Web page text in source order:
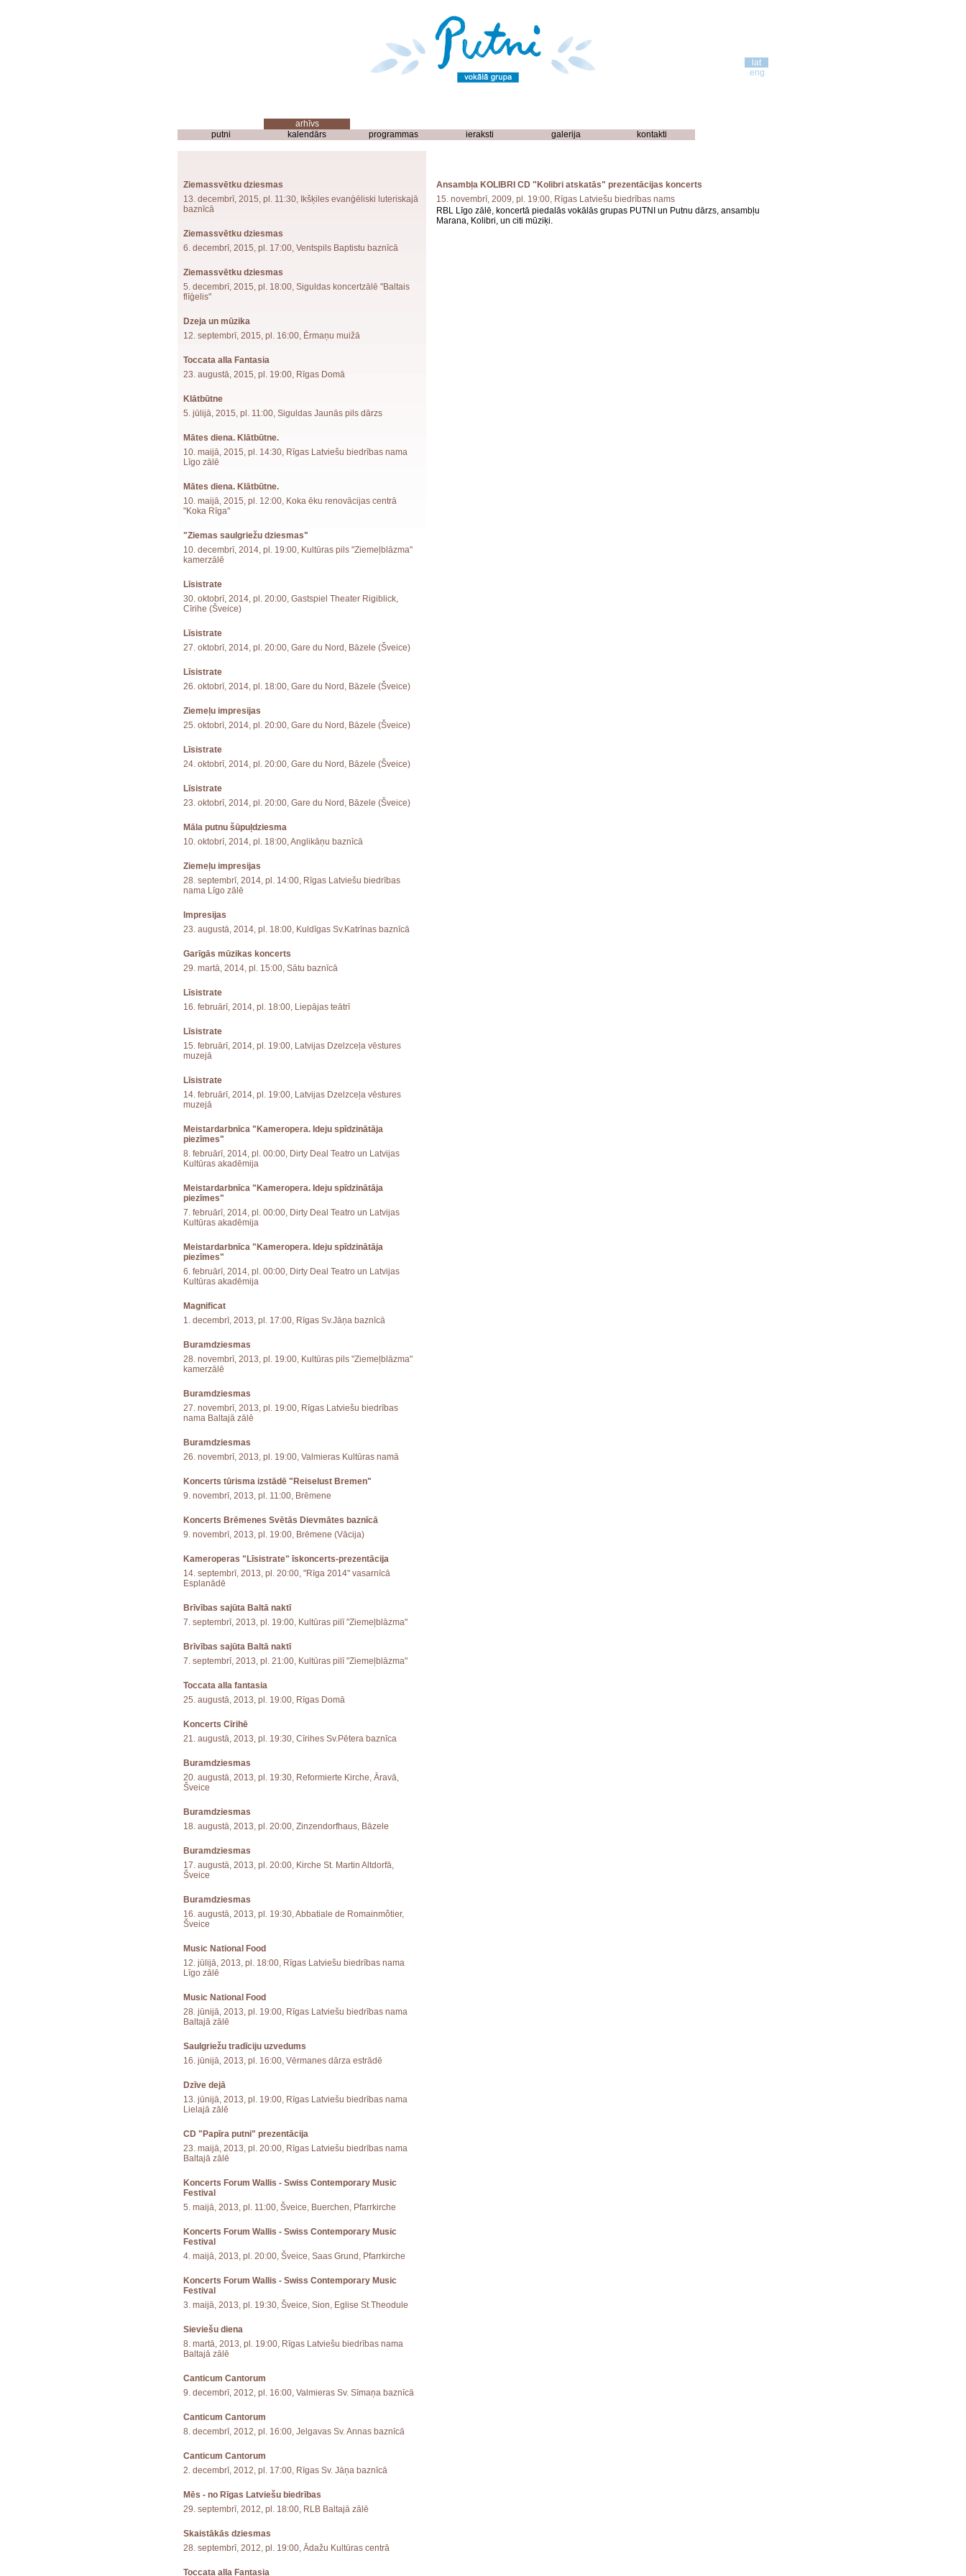
lat
eng
putni kalendārs programmas ieraksti galerija kontakti
Ziemassvētku dziesmas
13. decembrī, 2015, pl. 11:30, Ikšķiles evanģēliski luteriskajā
baznīcā
Ziemassvētku dziesmas
6. decembrī, 2015, pl. 17:00, Ventspils Baptistu baznīcā
Ziemassvētku dziesmas
5. decembrī, 2015, pl. 18:00, Siguldas koncertzālē "Baltais
flīģelis"
Dzeja un mūzika
12. septembrī, 2015, pl. 16:00, Ērmaņu muižā
Toccata alla Fantasia
23. augustā, 2015, pl. 19:00, Rīgas Domā
Klātbūtne
5. jūlijā, 2015, pl. 11:00, Siguldas Jaunās pils dārzs
Mātes diena. Klātbūtne.
10. maijā, 2015, pl. 14:30, Rīgas Latviešu biedrības nama
Līgo zālē
Mātes diena. Klātbūtne.
10. maijā, 2015, pl. 12:00, Koka ēku renovācijas centrā
"Koka Rīga"
"Ziemas saulgriežu dziesmas"
10. decembrī, 2014, pl. 19:00, Kultūras pils "Ziemeļblāzma"
kamerzālē
Līsistrate
30. oktobrī, 2014, pl. 20:00, Gastspiel Theater Rigiblick,
Cīrihe (Šveice)
Līsistrate
27. oktobrī, 2014, pl. 20:00, Gare du Nord, Bāzele (Šveice)
Līsistrate
26. oktobrī, 2014, pl. 18:00, Gare du Nord, Bāzele (Šveice)
Ziemeļu impresijas
25. oktobrī, 2014, pl. 20:00, Gare du Nord, Bāzele (Šveice)
Līsistrate
24. oktobrī, 2014, pl. 20:00, Gare du Nord, Bāzele (Šveice)
Līsistrate
23. oktobrī, 2014, pl. 20:00, Gare du Nord, Bāzele (Šveice)
Māla putnu šūpuļdziesma
10. oktobrī, 2014, pl. 18:00, Anglikāņu baznīcā
Ziemeļu impresijas
28. septembrī, 2014, pl. 14:00, Rīgas Latviešu biedrības
nama Līgo zālē
Impresijas
23. augustā, 2014, pl. 18:00, Kuldīgas Sv.Katrīnas baznīcā
Garīgās mūzikas koncerts
29. martā, 2014, pl. 15:00, Sātu baznīcā
Līsistrate
16. februārī, 2014, pl. 18:00, Liepājas teātrī
Līsistrate
15. februārī, 2014, pl. 19:00, Latvijas Dzelzceļa vēstures
muzejā
Līsistrate
14. februārī, 2014, pl. 19:00, Latvijas Dzelzceļa vēstures
muzejā
Meistardarbnīca "Kameropera. Ideju spīdzinātāja
piezīmes"
8. februārī, 2014, pl. 00:00, Dirty Deal Teatro un Latvijas
Kultūras akadēmija
Meistardarbnīca "Kameropera. Ideju spīdzinātāja
piezīmes"
7. februārī, 2014, pl. 00:00, Dirty Deal Teatro un Latvijas
Kultūras akadēmija
Meistardarbnīca "Kameropera. Ideju spīdzinātāja
piezīmes"
6. februārī, 2014, pl. 00:00, Dirty Deal Teatro un Latvijas
Kultūras akadēmija
Magnificat
1. decembrī, 2013, pl. 17:00, Rīgas Sv.Jāņa baznīcā
Buramdziesmas
28. novembrī, 2013, pl. 19:00, Kultūras pils "Ziemeļblāzma"
kamerzālē
Buramdziesmas
27. novembrī, 2013, pl. 19:00, Rīgas Latviešu biedrības
nama Baltajā zālē
Buramdziesmas
26. novembrī, 2013, pl. 19:00, Valmieras Kultūras namā
Koncerts tūrisma izstādē "Reiselust Bremen"
9. novembrī, 2013, pl. 11:00, Brēmene
Koncerts Brēmenes Svētās Dievmātes baznīcā
9. novembrī, 2013, pl. 19:00, Brēmene (Vācija)
Kameroperas "Līsistrate" īskoncerts-prezentācija
14. septembrī, 2013, pl. 20:00, "Rīga 2014" vasarnīcā
Esplanādē
Brīvības sajūta Baltā naktī
7. septembrī, 2013, pl. 19:00, Kultūras pilī "Ziemeļblāzma"
Brīvības sajūta Baltā naktī
7. septembrī, 2013, pl. 21:00, Kultūras pilī "Ziemeļblāzma"
Toccata alla fantasia
25. augustā, 2013, pl. 19:00, Rīgas Domā
Koncerts Cīrihē
21. augustā, 2013, pl. 19:30, Cīrihes Sv.Pētera baznīca
Buramdziesmas
20. augustā, 2013, pl. 19:30, Reformierte Kirche, Āravā,
Šveice
Buramdziesmas
18. augustā, 2013, pl. 20:00, Zinzendorfhaus, Bāzele
Buramdziesmas
17. augustā, 2013, pl. 20:00, Kirche St. Martin Altdorfā,
Šveice
Buramdziesmas
16. augustā, 2013, pl. 19:30, Abbatiale de Romainmôtier,
Šveice
Music National Food
12. jūlijā, 2013, pl. 18:00, Rīgas Latviešu biedrības nama
Līgo zālē
Music National Food
28. jūnijā, 2013, pl. 19:00, Rīgas Latviešu biedrības nama
Baltajā zālē
Saulgriežu tradīciju uzvedums
16. jūnijā, 2013, pl. 16:00, Vērmanes dārza estrādē
Dzīve dejā
13. jūnijā, 2013, pl. 19:00, Rīgas Latviešu biedrības nama
Lielajā zālē
CD "Papīra putni" prezentācija
23. maijā, 2013, pl. 20:00, Rīgas Latviešu biedrības nama
Baltajā zālē
Koncerts Forum Wallis - Swiss Contemporary Music
Festival
5. maijā, 2013, pl. 11:00, Šveice, Buerchen, Pfarrkirche
Koncerts Forum Wallis - Swiss Contemporary Music
Festival
4. maijā, 2013, pl. 20:00, Šveice, Saas Grund, Pfarrkirche
Koncerts Forum Wallis - Swiss Contemporary Music
Festival
3. maijā, 2013, pl. 19:30, Šveice, Sion, Eglise St.Theodule
Sieviešu diena
8. martā, 2013, pl. 19:00, Rīgas Latviešu biedrības nama
Baltajā zālē
Canticum Cantorum
9. decembrī, 2012, pl. 16:00, Valmieras Sv. Sīmaņa baznīcā
Canticum Cantorum
8. decembrī, 2012, pl. 16:00, Jelgavas Sv. Annas baznīcā
Canticum Cantorum
2. decembrī, 2012, pl. 17:00, Rīgas Sv. Jāņa baznīcā
Mēs - no Rīgas Latviešu biedrības
29. septembrī, 2012, pl. 18:00, RLB Baltajā zālē
Skaistākās dziesmas
28. septembrī, 2012, pl. 19:00, Ādažu Kultūras centrā
Toccata alla Fantasia
Ansambļa KOLIBRI CD "Kolibri atskatās" prezentācijas koncerts
15. novembrī, 2009, pl. 19:00, Rīgas Latviešu biedrības nams
RBL Līgo zālē, koncertā piedalās vokālās grupas PUTNI un Putnu dārzs, ansambļu
Marana, Kolibri, un citi mūziķi.